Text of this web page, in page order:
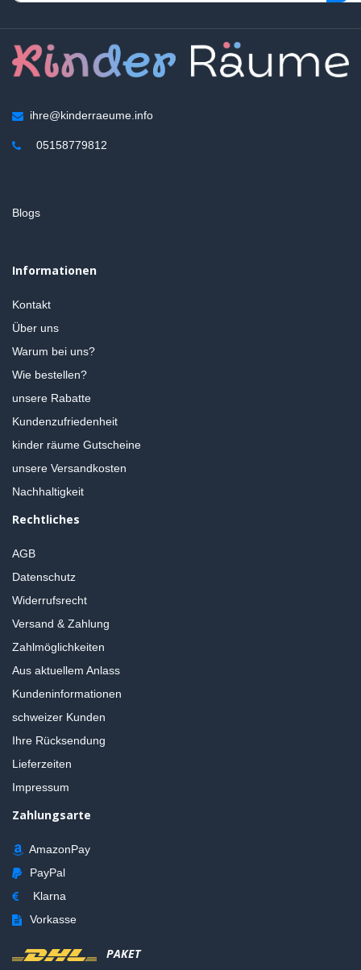
ihre@kinderraeume.info
05158779812
Blogs
Informationen
Kontakt
Über uns
Warum bei uns?
Wie bestellen?
unsere Rabatte
Kundenzufriedenheit
kinder räume Gutscheine
unsere Versandkosten
Nachhaltigkeit
Rechtliches
AGB
Datenschutz
Widerrufsrecht
Versand & Zahlung
Zahlmöglichkeiten
Aus aktuellem Anlass
Kundeninformationen
schweizer Kunden
Ihre Rücksendung
Lieferzeiten
Impressum
Zahlungsarte
AmazonPay
PayPal
Klarna
Vorkasse
PAKET